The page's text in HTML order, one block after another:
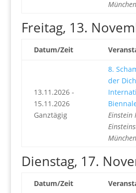
München
Freitag, 13.
Datum/Zeit
13.11.2026 -
15.11.2026
Ganztägig
8.
der
Einstein
München
Dienstag, 17.
Datum/Zeit